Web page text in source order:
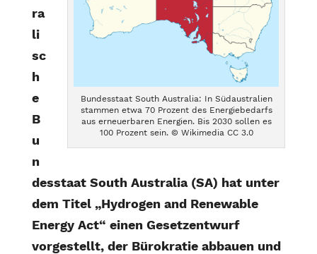
Bundesstaat South Australia: In Südaustralien
stammen etwa 70 Prozent des Energiebedarfs
aus erneuerbaren Energien. Bis 2030 sollen es
100 Prozent sein. © Wikimedia CC 3.0
ra
li
sc
h
e
B
u
n
desstaat South Australia (SA) hat unter
dem Titel „Hydrogen and Renewable
Energy Act“ einen Gesetzentwurf
vorgestellt, der Bürokratie abbauen und